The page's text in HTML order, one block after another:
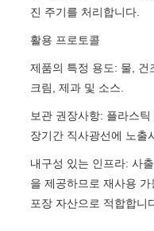
진 주기를 처리합니다.
활용 프로토콜
제품의 특정 용도: 물, 건
크림, 제과 및 소스.
보관 권장사항: 플라스
장기간 직사광선에 노출
내구성 있는 인프라: 사
을 제공하므로 재사용
포장 자산으로 적합합니